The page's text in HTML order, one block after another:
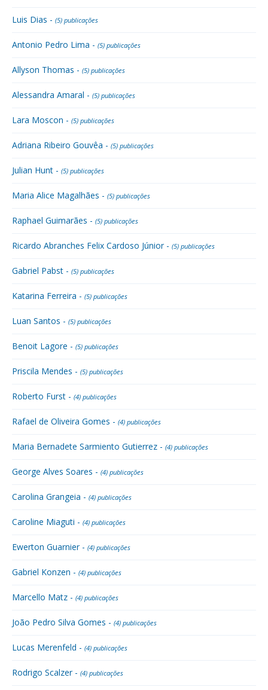
Luis Dias - (5) publicações
Antonio Pedro Lima - (5) publicações
Allyson Thomas - (5) publicações
Alessandra Amaral - (5) publicações
Lara Moscon - (5) publicações
Adriana Ribeiro Gouvêa - (5) publicações
Julian Hunt - (5) publicações
Maria Alice Magalhães - (5) publicações
Raphael Guimarães - (5) publicações
Ricardo Abranches Felix Cardoso Júnior - (5) publicações
Gabriel Pabst - (5) publicações
Katarina Ferreira - (5) publicações
Luan Santos - (5) publicações
Benoit Lagore - (5) publicações
Priscila Mendes - (5) publicações
Roberto Furst - (4) publicações
Rafael de Oliveira Gomes - (4) publicações
Maria Bernadete Sarmiento Gutierrez - (4) publicações
George Alves Soares - (4) publicações
Carolina Grangeia - (4) publicações
Caroline Miaguti - (4) publicações
Ewerton Guarnier - (4) publicações
Gabriel Konzen - (4) publicações
Marcello Matz - (4) publicações
João Pedro Silva Gomes - (4) publicações
Lucas Merenfeld - (4) publicações
Rodrigo Scalzer - (4) publicações